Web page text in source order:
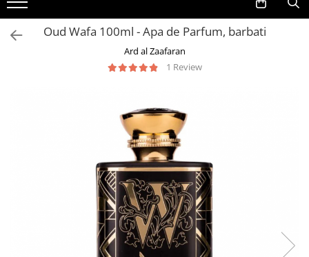
Pachete BARBATI
Pachete EL si EA
Parfumuri Condimentate
Oud Wafa 100ml - Apa de Parfum, barbati
Ard al Zaafaran
1 Review